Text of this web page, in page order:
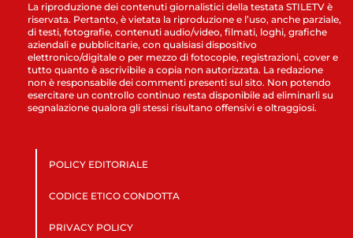
La riproduzione dei contenuti giornalistici della testata STILETV è
riservata. Pertanto, è vietata la riproduzione e l’uso, anche parziale,
di testi, fotografie, contenuti audio/video, filmati, loghi, grafiche
aziendali e pubblicitarie, con qualsiasi dispositivo
elettronico/digitale o per mezzo di fotocopie, registrazioni, cover e
tutto quanto è ascrivibile a copia non autorizzata. La redazione
non è responsabile dei commenti presenti sul sito. Non potendo
esercitare un controllo continuo resta disponibile ad eliminarli su
segnalazione qualora gli stessi risultano offensivi e oltraggiosi.
POLICY EDITORIALE
CODICE ETICO CONDOTTA
PRIVACY POLICY